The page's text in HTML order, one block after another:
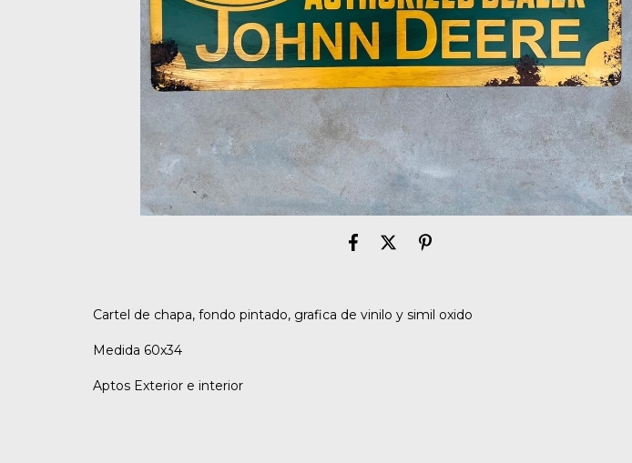
Cartel de chapa, fondo pintado, grafica de vinilo y simil oxido
Medida 60x34
Aptos Exterior e interior